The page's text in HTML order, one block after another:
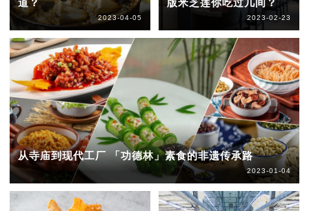
道？
2023-04-05
版米芝莲你吃过几间？
2023-02-23
从寺庙到现代工厂 「功德林」素食的非遗传承路
2023-01-04